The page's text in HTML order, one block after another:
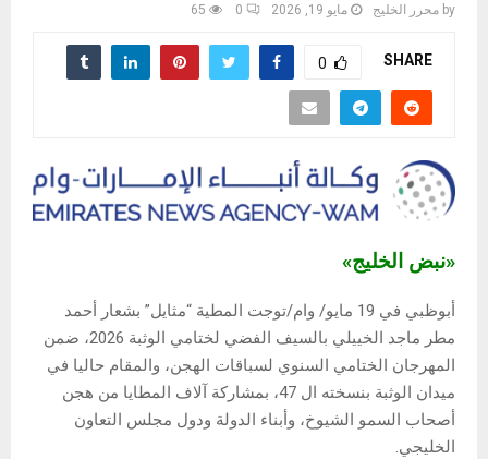
by محرر الخليج مايو 19, 2026 0
65
SHARE
0
«نبض الخليج»
أبوظبي في 19 مايو/ وام/توجت المطية “مثايل” بشعار أحمد
مطر ماجد الخييلي بالسيف الفضي لختامي الوثبة 2026، ضمن
المهرجان الختامي السنوي لسباقات الهجن، والمقام حاليا في
ميدان الوثبة بنسخته ال 47، بمشاركة آلاف المطايا من هجن
أصحاب السمو الشيوخ، وأبناء الدولة ودول مجلس التعاون
الخليجي.